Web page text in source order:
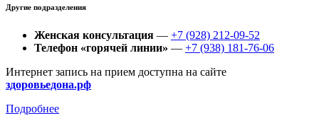
Другие подразделения
Женская консультация — +7 (928) 212-09-52
Телефон «горячей линии» — +7 (938) 181-76-06
Интернет запись на прием доступна на сайте
здоровьедона.рф
Подробнее